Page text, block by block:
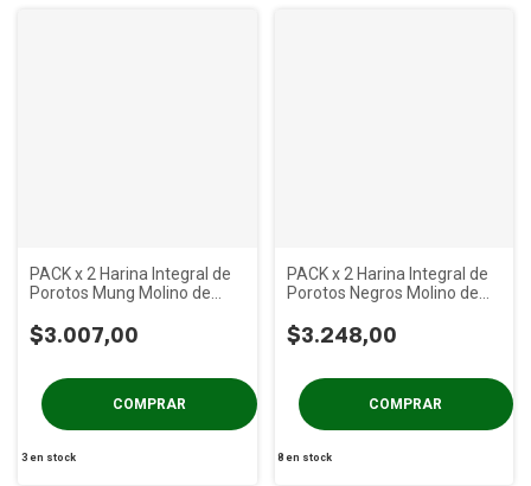
PACK x 2 Harina Integral de
Porotos Mung Molino de
$3.007,00
3en stock
PACK x 2 Harina Integral de
Porotos Negros Molino de
$3.248,00
8 en stock